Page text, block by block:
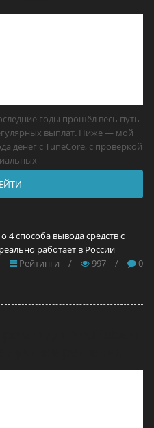
годы прошёл весь путь
выплат. Ниже — мой
денег с TuneCore, с проверкой
4 способа вывода средств с
работает в России
Рейтинги
/ 997 / 0